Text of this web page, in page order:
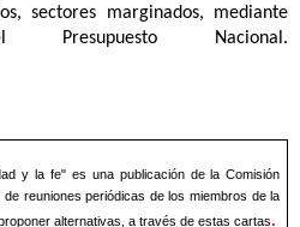
sectores marginados, mediante
Nacional.
y la fe" es una publicación de la Comisión
reuniones periódicas de los miembros de la
alternativas, a través de estas cartas.